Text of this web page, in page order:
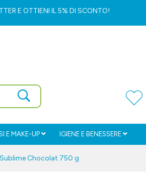
E OTTIENI IL 5% DI SCONTO!
E MAKE-UP IGIENE E BENESSERE
Sublime Chocolat 750 g